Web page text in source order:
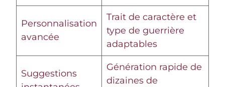
Personnalisation
avancée
Trait de caractère et
type de guerrière
adaptables
Suggestions
Génération rapide de
dizaines de